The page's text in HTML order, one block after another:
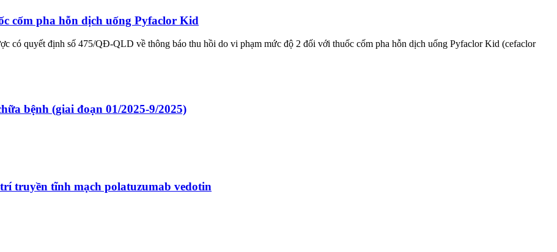
cốm pha hỗn dịch uống Pyfaclor Kid
có quyết định số 475/QĐ-QLD về thông báo thu hồi do vi phạm mức độ 2 đối với thuốc cốm pha hỗn dịch uống Pyfaclor Kid (cefaclor
bệnh (giai đoạn 01/2025-9/2025)
truyền tĩnh mạch polatuzumab vedotin